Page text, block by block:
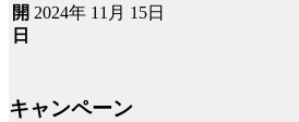
開
日
2024年 11月 15日
キャンペーン